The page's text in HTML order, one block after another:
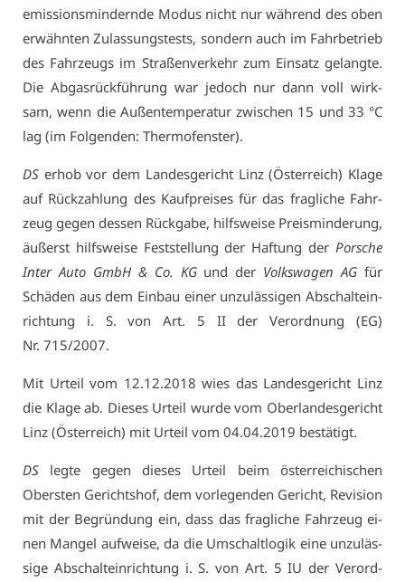
emis­si­ons­min­dern­de Mo­dus nicht nur wäh­rend des oben
er­wähn­ten Zu­las­sungs­tests, son­dern auch im Fahr­be­trieb
des Fahr­zeugs im Stra­ßen­ver­kehr zum Ein­satz ge­lang­te.
Die Ab­gas­rück­füh­rung war je­doch nur dann voll wirk­
sam, wenn die Au­ßen­tem­pe­ra­tur zwi­schen 15 und 33 °C
lag (im Fol­gen­den: Ther­mo­fens­ter).
DS er­hob vor dem Lan­des­ge­richt Linz (Ös­ter­reich) Kla­ge
auf Rück­zah­lung des Kauf­prei­ses für das frag­li­che Fahr­
zeug ge­gen des­sen Rück­ga­be, hilfs­wei­se Preis­min­de­rung,
äu­ßerst hilfs­wei­se Fest­stel­lung der Haf­tung der Por­sche
In­ter Au­to GmbH & Co. KGund der Volks­wa­gen AG für
Schä­den aus dem Ein­bau ei­ner un­zu­läs­si­gen Ab­schalt­ein­
rich­tung i. S. von Art. 5 II der Ver­ord­nung (EG)
Nr. 715/2007.
Mit Ur­teil vom 12.12.2018 wies das Lan­des­ge­richt Linz
die Kla­ge ab. Die­ses Ur­teil wur­de vom Ober­lan­des­ge­richt
Linz (Ös­ter­reich) mit Ur­teil vom 04.04.2019 be­stä­tigt.
DS leg­te ge­gen die­ses Ur­teil beim ös­ter­rei­chi­schen
Obers­ten Ge­richts­hof, dem vor­le­gen­den Ge­richt, Re­vi­si­on
mit der Be­grün­dung ein, dass das frag­li­che Fahr­zeug ei­
nen Man­gel auf­wei­se, da die Um­schalt­lo­gik ei­ne un­zu­läs­
si­ge Ab­schalt­ein­rich­tung i. S. von Art. 5 IU der Ver­ord­